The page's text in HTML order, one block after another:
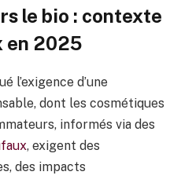
le bio : contexte
en 2025
l’exigence d’une
dont les cosmétiques
informés via des
, exigent des
des impacts